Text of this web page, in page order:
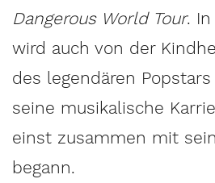
Dangerous World Tour.
wird auch von der
des legendären
seine musikalische
einst zusammen mit
begann.